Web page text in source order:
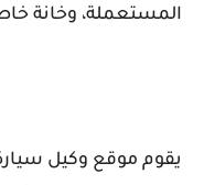
المستعملة، وخانة
يقوم موقع وكيل سيارة